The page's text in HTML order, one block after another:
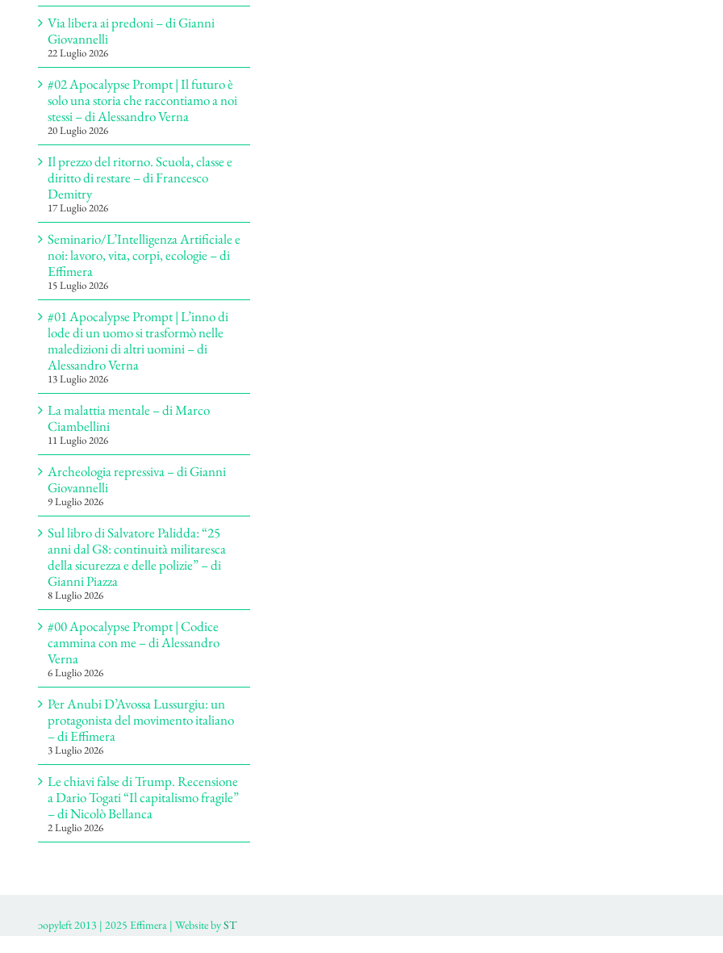
Via libera ai predoni – di Gianni
Giovannelli
22 Luglio 2026
#02 Apocalypse Prompt | Il futuro è
solo una storia che raccontiamo a noi
stessi – di Alessandro Verna
20 Luglio 2026
Il prezzo del ritorno. Scuola, classe e
diritto di restare – di Francesco
Demitry
17 Luglio 2026
Seminario/L’Intelligenza Artificiale e
noi: lavoro, vita, corpi, ecologie – di
Effimera
15 Luglio 2026
#01 Apocalypse Prompt | L’inno di
lode di un uomo si trasformò nelle
maledizioni di altri uomini – di
Alessandro Verna
13 Luglio 2026
La malattia mentale – di Marco
Ciambellini
11 Luglio 2026
Archeologia repressiva – di Gianni
Giovannelli
9 Luglio 2026
Sul libro di Salvatore Palidda: “25
anni dal G8: continuità militaresca
della sicurezza e delle polizie” – di
Gianni Piazza
8 Luglio 2026
#00 Apocalypse Prompt | Codice
cammina con me – di Alessandro
Verna
6 Luglio 2026
Per Anubi D’Avossa Lussurgiu: un
protagonista del movimento italiano
– di Effimera
3 Luglio 2026
Le chiavi false di Trump. Recensione
a Dario Togati “Il capitalismo fragile”
– di Nicolò Bellanca
2 Luglio 2026
ɔopyleft 2013 | 2025 Effimera | Website byST